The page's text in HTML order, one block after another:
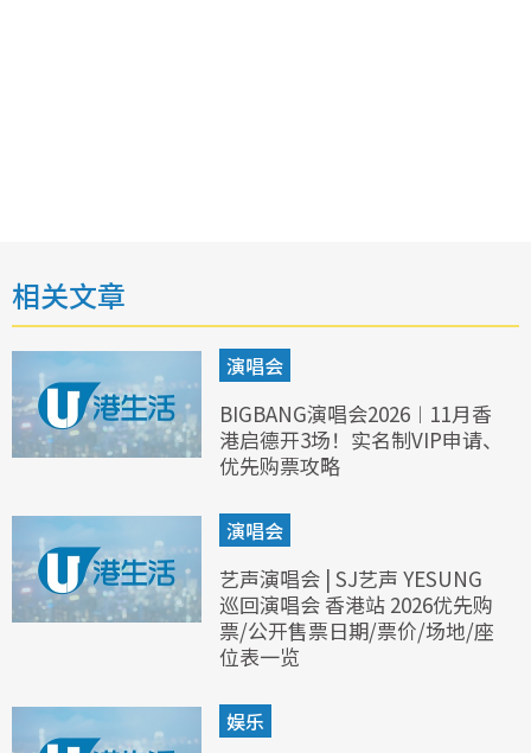
相关文章
演唱会
BIGBANG演唱会2026︱11月香
港启德开3场！实名制VIP申请、
优先购票攻略
演唱会
艺声演唱会 | SJ艺声 YESUNG
巡回演唱会 香港站 2026优先购
票/公开售票日期/票价/场地/座
位表一览
娱乐